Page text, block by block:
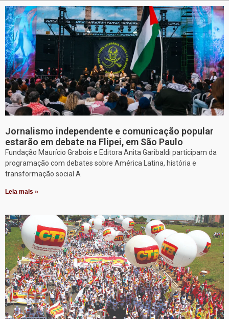
Jornalismo independente e comunicação popular
estarão em debate na Flipei, em São Paulo
Fundação Maurício Grabois e Editora Anita Garibaldi participam da
programação com debates sobre América Latina, história e
transformação social A
Leia mais »